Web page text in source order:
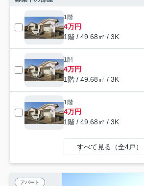
1階
4万円
1階 / 49.68㎡ / 3K
1階
4万円
1階 / 49.68㎡ / 3K
1階
4万円
1階 / 49.68㎡ / 3K
すべて見る（全4戸）
アパート